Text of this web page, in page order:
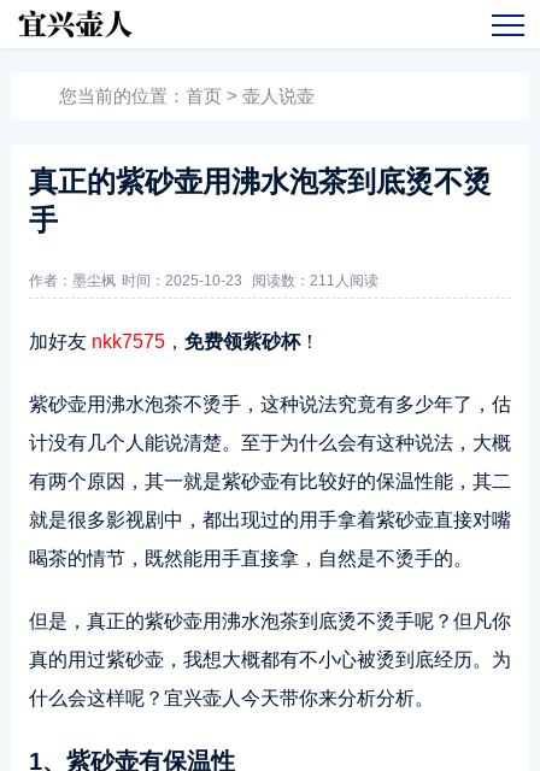
您当前的位置： 首页 > 壶人说壶
真正的紫砂壶用沸水泡茶到底烫不烫
手
作者：墨尘枫 时间：2025-10-23 阅读数： 211人阅读
加好友 nkk7575， 免费领紫砂杯！
紫砂壶用沸水泡茶不烫手，这种说法究竟有多少年了，估
计没有几个人能说清楚。至于为什么会有这种说法，大概
有两个原因，其一就是紫砂壶有比较好的保温性能，其二
就是很多影视剧中，都出现过的用手拿着紫砂壶直接对嘴
喝茶的情节，既然能用手直接拿，自然是不烫手的。
但是，真正的紫砂壶用沸水泡茶到底烫不烫手呢？但凡你
真的用过紫砂壶，我想大概都有不小心被烫到底经历。为
什么会这样呢？宜兴壶人今天带你来分析分析。
1、紫砂壶有保温性